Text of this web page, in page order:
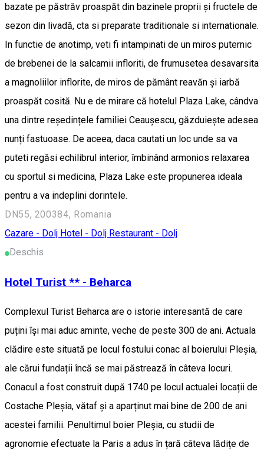
bazate pe păstrăv proaspăt din bazinele proprii și fructele de
sezon din livadă, cta si preparate traditionale si internationale.
In functie de anotimp, veti fi intampinati de un miros puternic
de brebenei de la salcamii infloriti, de frumusetea desavarsita
a magnoliilor inflorite, de miros de pământ reavăn și iarbă
proaspăt cosită. Nu e de mirare că hotelul Plaza Lake, cândva
una dintre reședințele familiei Ceaușescu, găzduiește adesea
nunți fastuoase. De aceea, daca cautati un loc unde sa va
puteti regăsi echilibrul interior, îmbinând armonios relaxarea
cu sportul si medicina, Plaza Lake este propunerea ideala
pentru a va indeplini dorintele.
DN55, 200384, Romania
Cazare - Dolj Hotel - Dolj Restaurant - Dolj
Deschis
Hotel Turist ** - Beharca
Complexul Turist Beharca are o istorie interesantă de care
puțini își mai aduc aminte, veche de peste 300 de ani. Actuala
clădire este situată pe locul fostului conac al boierului Pleșia,
ale cărui fundații încă se mai păstrează în câteva locuri.
Conacul a fost construit după 1740 pe locul actualei locații de
Costache Pleșia, vătaf și a aparținut mai bine de 200 de ani
acestei familii. Penultimul boier Pleșia, cu studii de
agronomie efectuate la Paris a adus în țară câteva lădițe de